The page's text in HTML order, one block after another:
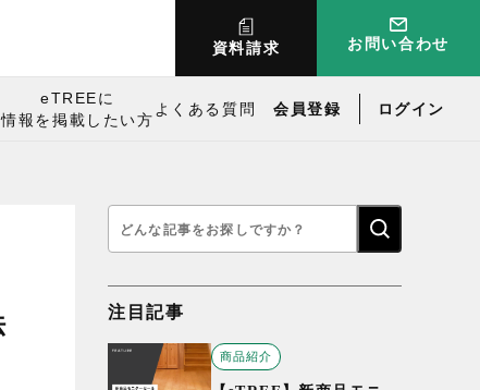
資料請求 お問い合わせ
eTREEに
情報を掲載したい方
よくある質問 会員登録 ログイン
注目記事
商品紹介